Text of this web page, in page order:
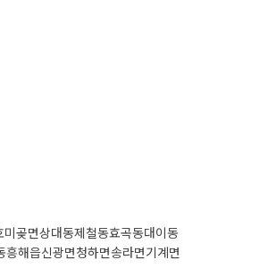
미곶면상대동제철동효곡동대이동
흥해읍신광면청하면송라면기계면